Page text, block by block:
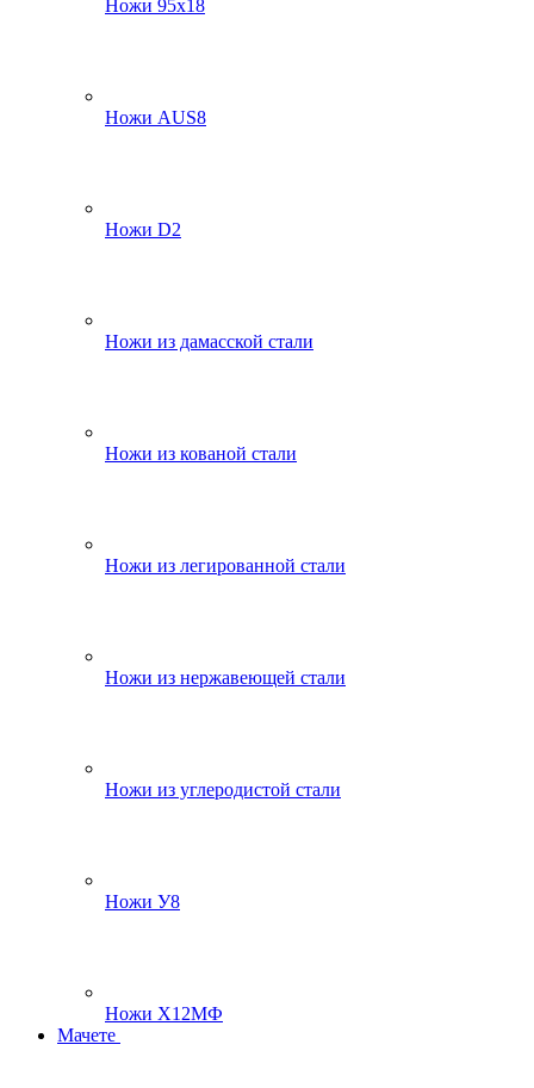
Ножи 95х18
Ножи AUS8
Ножи D2
Ножи из дамасской стали
Ножи из кованой стали
Ножи из легированной стали
Ножи из нержавеющей стали
Ножи из углеродистой стали
Ножи У8
Ножи Х12МФ
Мачете